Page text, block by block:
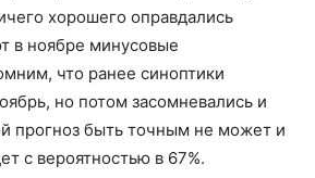
хорошего оправдались
в ноябре минусовые
что ранее синоптики
но потом засомневались и
прогноз быть точным не может и
с вероятностью в 67%.